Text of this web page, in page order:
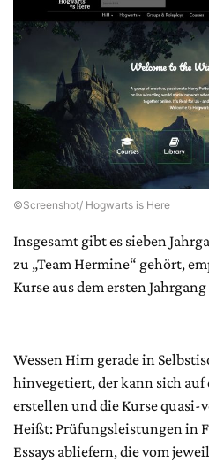
©Screenshot/ Hogwarts is Here
Insgesamt gibt es sieben
zu „Team Hermine“ gehört,
Kurse aus dem ersten
Wessen Hirn gerade in
hinvegetiert, der kann sich
erstellen und die Kurse quasi-
Heißt: Prüfungsleistungen in
Essays abliefern, die vom